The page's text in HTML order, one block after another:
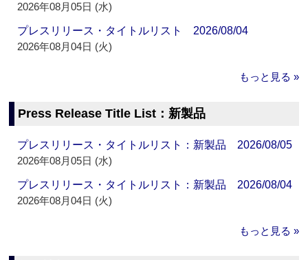
2026年08月05日 (水)
プレスリリース・タイトルリスト 2026/08/04
2026年08月04日 (火)
もっと見る »
Press Release Title List：新製品
プレスリリース・タイトルリスト：新製品 2026/08/05
2026年08月05日 (水)
プレスリリース・タイトルリスト：新製品 2026/08/04
2026年08月04日 (火)
もっと見る »